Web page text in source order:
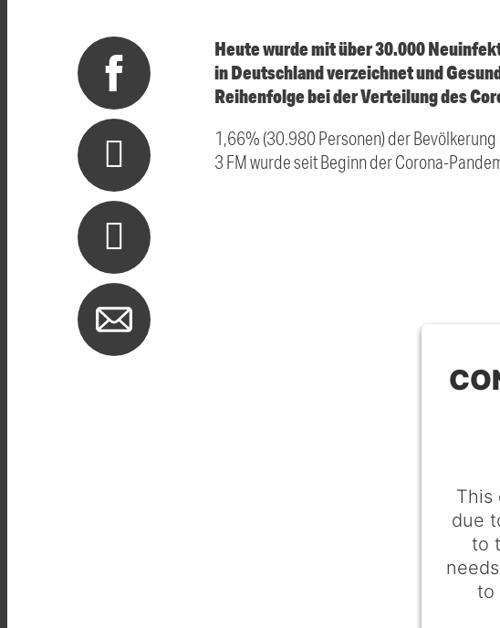
Heute wurde mit über 30.000
in Deutschland verzeichnet und
Reihenfolge bei der Verteilung des
1,66% (30.980 Personen) der
3 FM wurde seit Beginn der Corona-
This
due
to
to